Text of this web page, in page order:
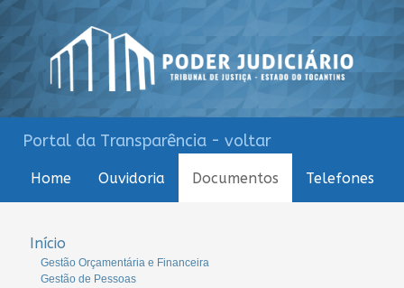
Portal da Transparência - voltar
Home Ouvidoria Documentos Telefones
Início
Gestão Orçamentária e Financeira
Gestão de Pessoas